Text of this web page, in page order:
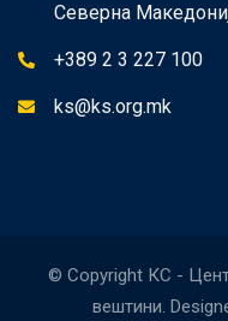
Северна
+389 2 3 227 100
ks@ks.org.mk
© Copyright КС -
вештини.